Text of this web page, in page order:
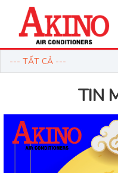
--- TẤT CẢ ---
TIN